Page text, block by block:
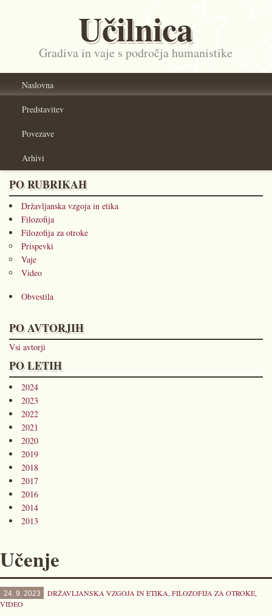
Učilnica
Gradiva in vaje s področja humanistike
Naslovna
Predstavitev
Povezave
Arhivi
PO RUBRIKAH
Državljanska vzgoja in etika
Filozofija
Filozofija za otroke
Prispevki
Vaje
Video
Obvestila
PO AVTORJIH
Vsi avtorji
PO LETIH
2024
2023
2022
2021
2020
2019
2018
2017
2016
2014
2013
Učenje
24. 9. 2023 DRŽAVLJANSKA VZGOJA IN ETIKA, FILOZOFIJA ZA OTROKE,
VIDEO